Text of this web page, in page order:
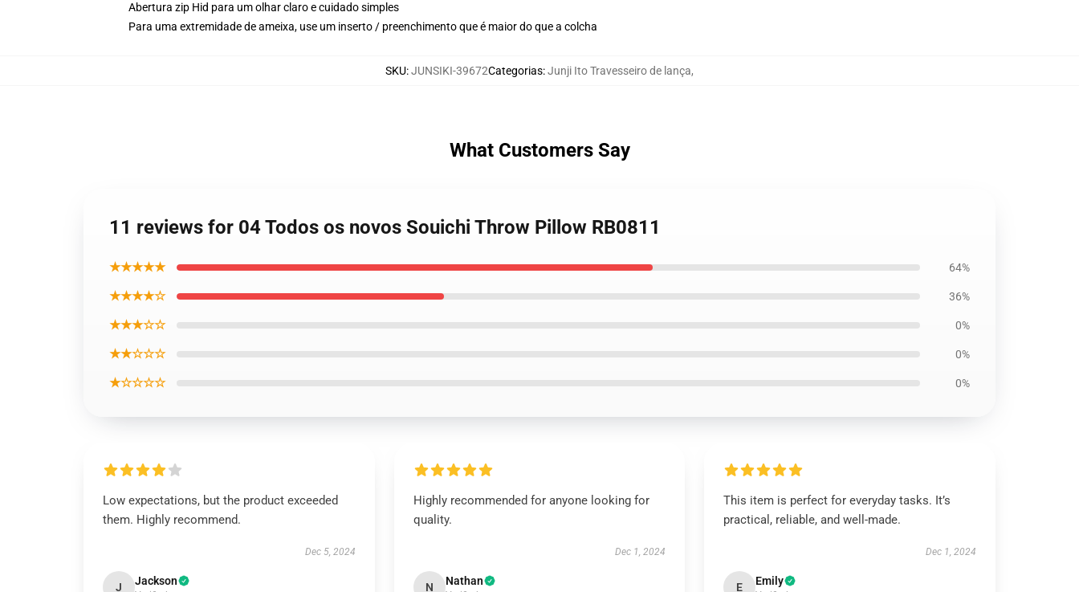
Abertura zip Hid para um olhar claro e cuidado simples
Para uma extremidade de ameixa, use um inserto / preenchimento que é maior do que a colcha
SKU:JUNSIKI-39672Categorias:Junji Ito Travesseiro de lança,
What Customers Say
11 reviews for 04 Todos os novos Souichi Throw Pillow RB0811
★★★★★ 64%
★★★★☆ 36%
★★★☆☆ 0%
★★☆☆☆ 0%
★☆☆☆☆ 0%
Low expectations, but the product exceeded
them. Highly recommend.
Dec 5, 2024
J Jackson
Highly recommended for anyone looking for
quality.
Dec 1, 2024
N Nathan
This item is perfect for everyday tasks. It’s
practical, reliable, and well-made.
Dec 1, 2024
E Emily